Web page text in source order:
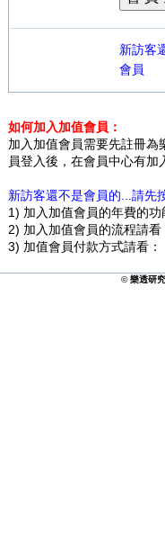
新訪客
會員
如何加入加值會員：
加入加值會員需要先註冊為
員登入後，在會員中心有加
新訪客還不是會員的...請先
1) 加入加值會員的年費的
2) 加入加值會員的流程請
3) 加值會員付款方式請看
©樂透研